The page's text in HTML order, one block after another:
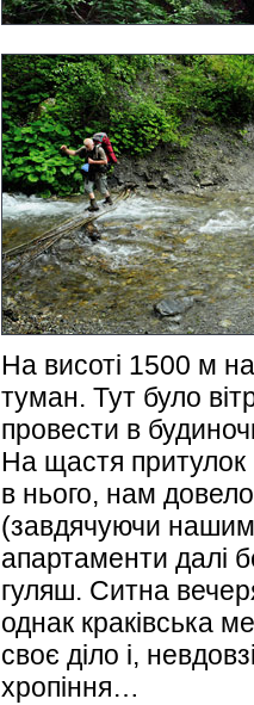
На висоті 1500 м
туман. Тут було
провести в
На щастя притулок
в нього, нам
(завдячуючи
апартаменти далі
гуляш. Ситна
однак краківська
своє діло і,
хропіння…